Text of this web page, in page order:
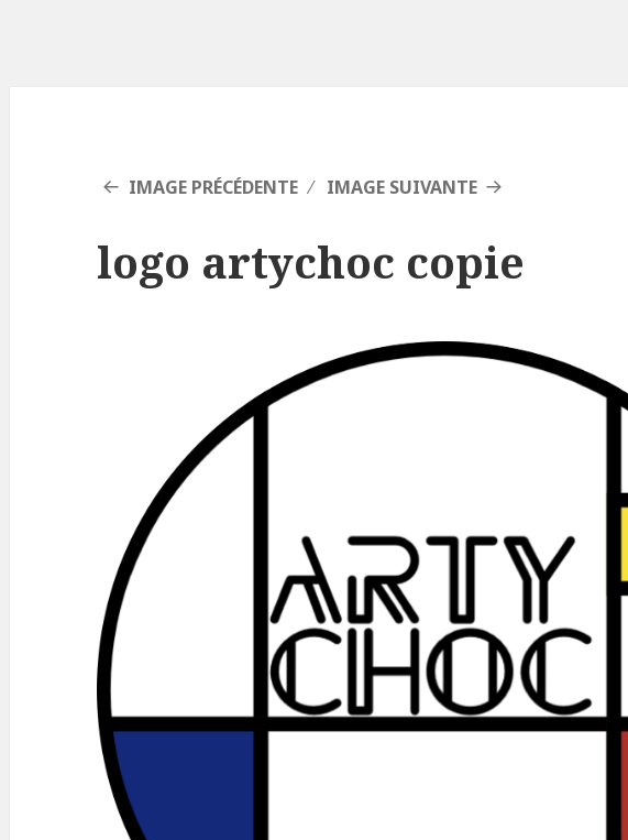
IMAGE PRÉCÉDENTE IMAGE SUIVANTE
logo artychoc copie